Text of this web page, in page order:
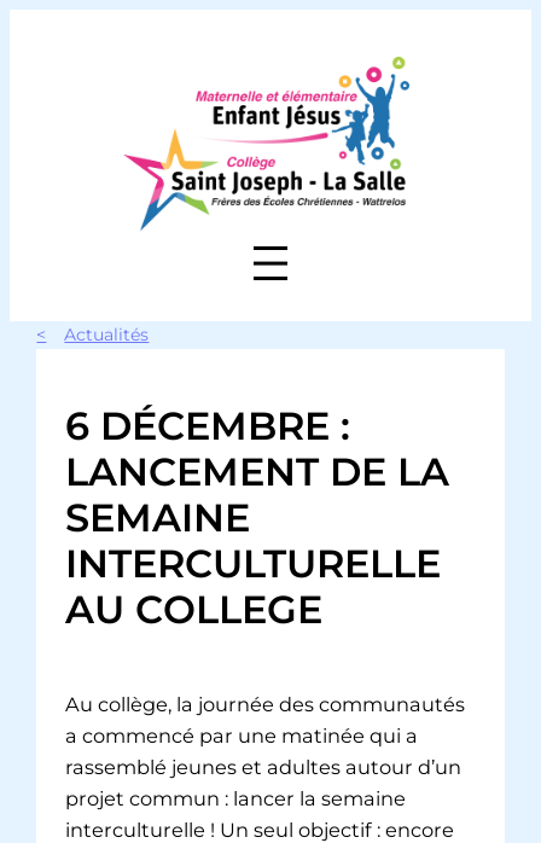
Actualités
6 DÉCEMBRE :
LANCEMENT DE LA
SEMAINE
INTERCULTURELLE
AU COLLEGE
Au collège, la journée des communautés
a commencé par une matinée qui a
rassemblé jeunes et adultes autour d’un
projet commun : lancer la semaine
interculturelle ! Un seul objectif : encore